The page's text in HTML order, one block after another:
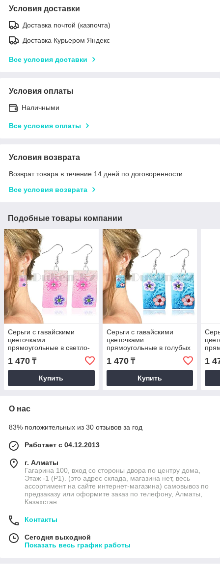
Условия доставки
Доставка почтой (казпочта)
Доставка Курьером Яндекс
Все условия доставки
Условия оплаты
Наличными
Все условия оплаты
Условия возврата
Возврат товара в течение 14 дней по договоренности
Все условия возврата
Подобные товары компании
Серьги с гавайскими
цветочками
прямоугольные в светло-
1 470 ₸
Купить
Серьги с гавайскими
цветочками
прямоугольные в голубых
1 470₸
Купить
1
О нас
83% положительных из 30 отзывов за год
Работает с 04.12.2013
г. Алматы
Гагарина 100, вход со стороны двора по центру дома,
Этаж -1 (P1). (это адрес склада, магазина нет, весь
ассортимент на сайте интернет-магазина) самовывоз по
предзаказу или оформите заказ по телефону, Алматы,
Казахстан
Контакты
Сегодня выходной
Показать весь график работы